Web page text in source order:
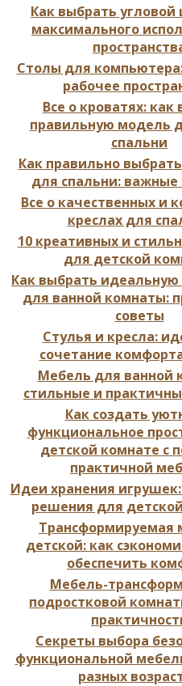
Как выбрать
максимального
Столы для
рабочее
Все о кроватях: как
правильную модель
спальни
Как правильно
для спальни: важные
Все о качественных и
креслах для
10 креативных и
для детской
Как выбрать
для ванной комнаты:
советы
Стулья и кресла:
сочетание
Мебель для ванной
стильные и
Как создать
функциональное
детской комнате с
практичной
Идеи хранения
решения для
Трансформируемая
детской: как
обеспечить
Мебель-
подростковой
Секреты выбора
функциональной
разных